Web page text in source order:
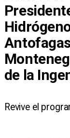
de la
​Revive el